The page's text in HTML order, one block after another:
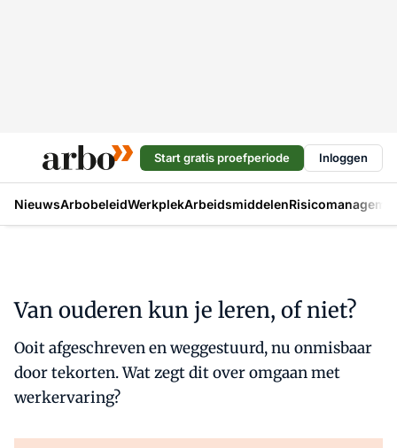
Start gratis proefperiode Inloggen
NieuwsArbobeleidWerkplekArbeidsmiddelen
Van ouderen kun je leren, of niet?
Ooit afgeschreven en weggestuurd, nu onmisbaar
door tekorten. Wat zegt dit over omgaan met
werkervaring?